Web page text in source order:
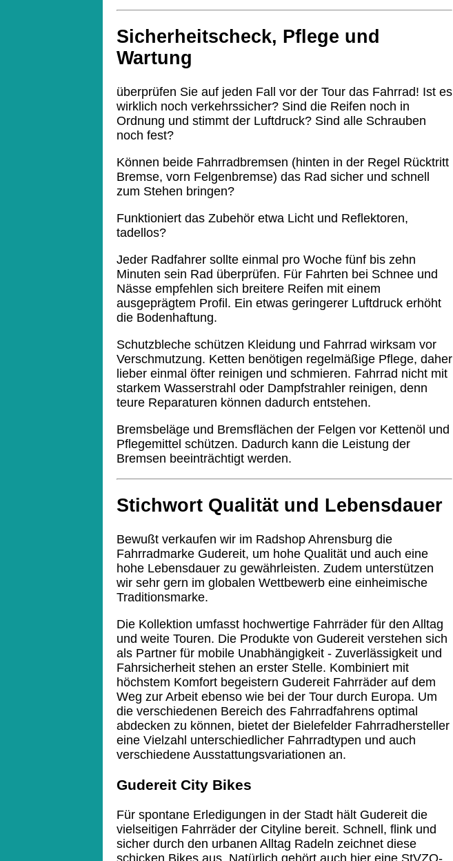
Sicherheitscheck, Pflege und
Wartung
überprüfen Sie auf jeden Fall vor der Tour das Fahrrad! Ist es
wirklich noch verkehrssicher? Sind die Reifen noch in
Ordnung und stimmt der Luftdruck? Sind alle Schrauben
noch fest?
Können beide Fahrradbremsen (hinten in der Regel Rücktritt
Bremse, vorn Felgenbremse) das Rad sicher und schnell
zum Stehen bringen?
Funktioniert das Zubehör etwa Licht und Reflektoren,
tadellos?
Jeder Radfahrer sollte einmal pro Woche fünf bis zehn
Minuten sein Rad überprüfen. Für Fahrten bei Schnee und
Nässe empfehlen sich breitere Reifen mit einem
ausgeprägtem Profil. Ein etwas geringerer Luftdruck erhöht
die Bodenhaftung.
Schutzbleche schützen Kleidung und Fahrrad wirksam vor
Verschmutzung. Ketten benötigen regelmäßige Pflege, daher
lieber einmal öfter reinigen und schmieren. Fahrrad nicht mit
starkem Wasserstrahl oder Dampfstrahler reinigen, denn
teure Reparaturen können dadurch entstehen.
Bremsbeläge und Bremsflächen der Felgen vor Kettenöl und
Pflegemittel schützen. Dadurch kann die Leistung der
Bremsen beeinträchtigt werden.
Stichwort Qualität und Lebensdauer
Bewußt verkaufen wir im Radshop Ahrensburg die
Fahrradmarke Gudereit, um hohe Qualität und auch eine
hohe Lebensdauer zu gewährleisten. Zudem unterstützen
wir sehr gern im globalen Wettbewerb eine einheimische
Traditionsmarke.
Die Kollektion umfasst hochwertige Fahrräder für den Alltag
und weite Touren. Die Produkte von Gudereit verstehen sich
als Partner für mobile Unabhängigkeit - Zuverlässigkeit und
Fahrsicherheit stehen an erster Stelle. Kombiniert mit
höchstem Komfort begeistern Gudereit Fahrräder auf dem
Weg zur Arbeit ebenso wie bei der Tour durch Europa. Um
die verschiedenen Bereich des Fahrradfahrens optimal
abdecken zu können, bietet der Bielefelder Fahrradhersteller
eine Vielzahl unterschiedlicher Fahrradtypen und auch
verschiedene Ausstattungsvariationen an.
Gudereit City Bikes
Für spontane Erledigungen in der Stadt hält Gudereit die
vielseitigen Fahrräder der Cityline bereit. Schnell, flink und
sicher durch den urbanen Alltag Radeln zeichnet diese
schicken Bikes aus. Natürlich gehört auch hier eine StVZO-